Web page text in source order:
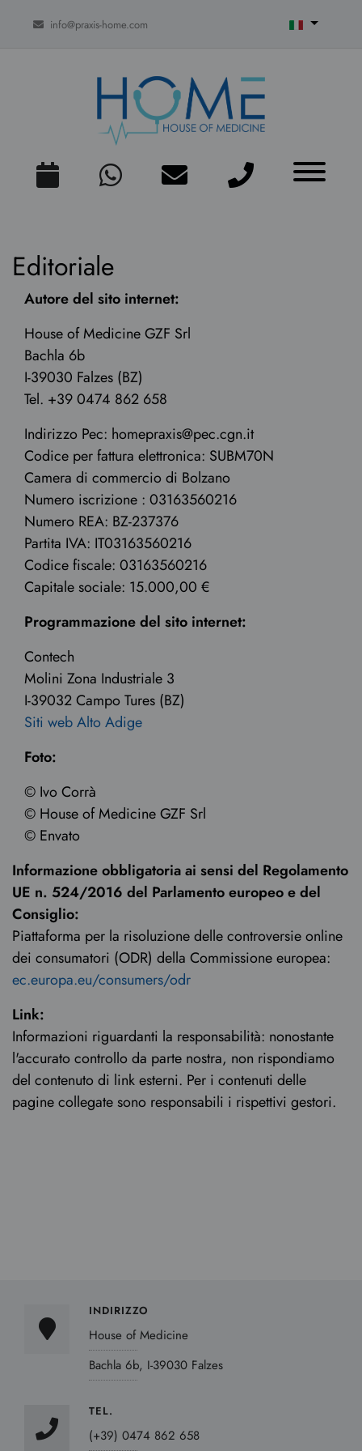
info@praxis-home.com
Editoriale
Autore del sito internet:
House of Medicine GZF Srl
Bachla 6b
I-39030 Falzes (BZ)
Tel. +39 0474 862 658
Indirizzo Pec: homepraxis@pec.cgn.it
Codice per fattura elettronica: SUBM70N
Camera di commercio di Bolzano
Numero iscrizione : 03163560216
Numero REA: BZ-237376
Partita IVA: IT03163560216
Codice fiscale: 03163560216
Capitale sociale: 15.000,00 €
Programmazione del sito internet:
Contech
Molini Zona Industriale 3
I-39032 Campo Tures (BZ)
Siti web Alto Adige
Foto:
© Ivo Corrà
© House of Medicine GZF Srl
© Envato
Informazione obbligatoria ai sensi del Regolamento
UE n. 524/2016 del Parlamento europeo e del
Consiglio:
Piattaforma per la risoluzione delle controversie online
dei consumatori (ODR) della Commissione europea:
ec.europa.eu/consumers/odr
Link:
Informazioni riguardanti la responsabilità: nonostante
l'accurato controllo da parte nostra, non rispondiamo
del contenuto di link esterni. Per i contenuti delle
pagine collegate sono responsabili i rispettivi gestori.
INDIRIZZO
House of Medicine
Bachla 6b, I-39030 Falzes
TEL.
(+39) 0474 862 658